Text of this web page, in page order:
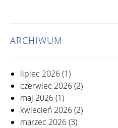
ARCHIWUM
lipiec 2026(1)
czerwiec 2026(2)
maj 2026(1)
kwiecień 2026(2)
marzec 2026(3)